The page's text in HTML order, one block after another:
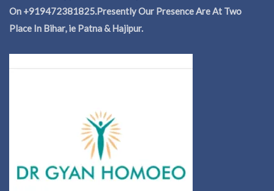
On +919472381825.Presently Our Presence Are At Two
Place In Bihar, ie Patna & Hajipur.